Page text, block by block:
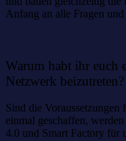
Anfang an alle Fragen
Warum habt ihr euch
Netzwerk beizutreten?
Sind die Voraussetzungen
einmal geschaffen,
4.0 und Smart Factory für